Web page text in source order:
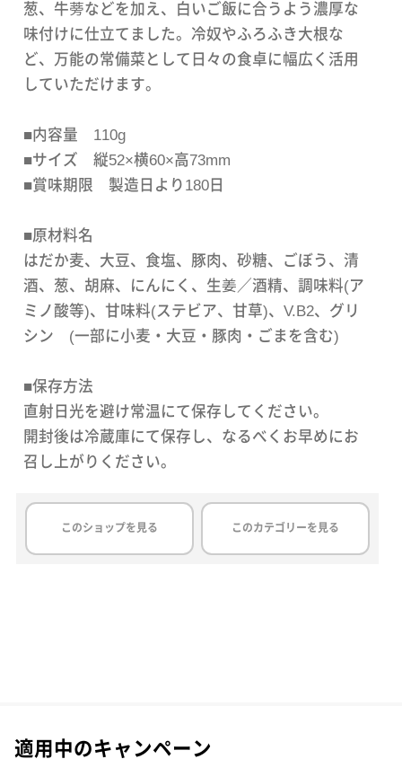
葱、牛蒡などを加え、白いご飯に合うよう濃厚な
味付けに仕立てました。冷奴やふろふき大根な
ど、万能の常備菜として日々の食卓に幅広く活用
していただけます。
■内容量 110g
■サイズ 縦52×横60×高73mm
■賞味期限 製造日より180日
■原材料名
はだか麦、大豆、食塩、豚肉、砂糖、ごぼう、清
酒、葱、胡麻、にんにく、生姜／酒精、調味料(ア
ミノ酸等)、甘味料(ステビア、甘草)、V.B2、グリ
シン (一部に小麦・大豆・豚肉・ごまを含む)
■保存方法
直射日光を避け常温にて保存してください。
開封後は冷蔵庫にて保存し、なるべくお早めにお
召し上がりください。
このショップを見る このカテゴリーを見る
適用中のキャンペーン